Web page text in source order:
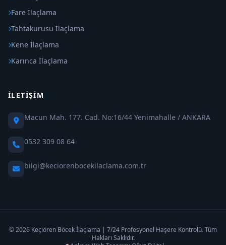
Fare İlaçlama
Tahtakurusu İlaçlama
Kene İlaçlama
Karınca İlaçlama
İLETIŞIM
Macun Mah. 177. Cad. No:16/44 Yenimahalle / ANKARA
0532 309 08 64
bilgi@keciorenbocekilaclama.com.tr
© 2026 Keçiören Böcek İlaçlama | 7/24 Profesyonel Haşere Kontrolü. Tüm
Hakları Saklıdır.